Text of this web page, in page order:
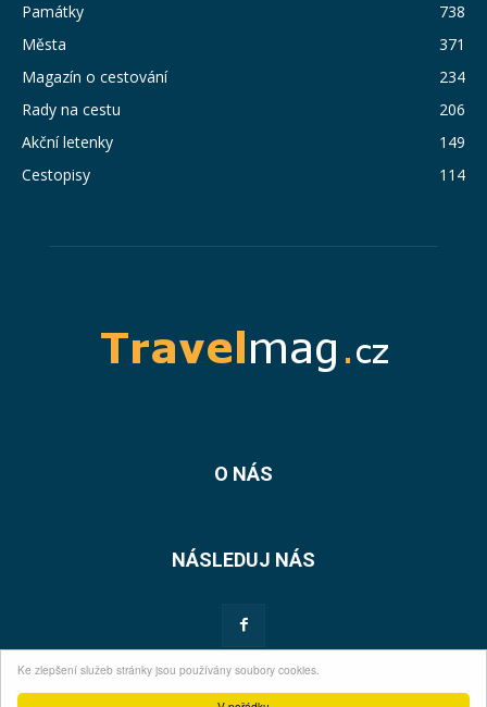
Ke zlepšení služeb stránky jsou používány soubory cookies.
Památky
738
Města
371
Magazín o cestování
234
Rady na cestu
206
Akční letenky
149
Cestopisy
114
O NÁS
NÁSLEDUJ NÁS